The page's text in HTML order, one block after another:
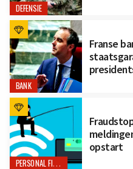
DEFENSIE
BANK
Franse
PERSONAL FINANCE
opstart